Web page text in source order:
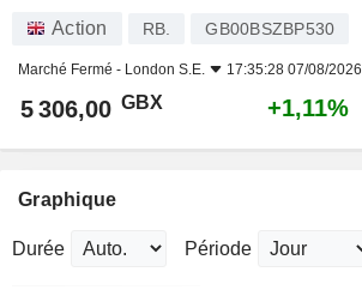
Action RB. GB00BSZBP530
Marché Fermé - London S.E. 17:35:28 07/08/2026
5 306,00 GBX +1,11%
Graphique
Durée Période